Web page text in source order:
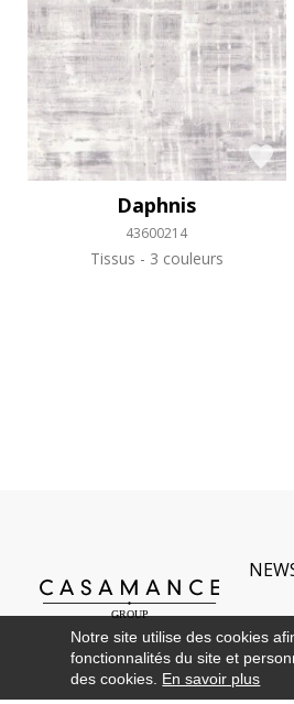
Daphnis
43600214
Tissus 3 couleurs
Notre site utilise des cookies
fonctionnalités du site et
des cookies. En savoir plus